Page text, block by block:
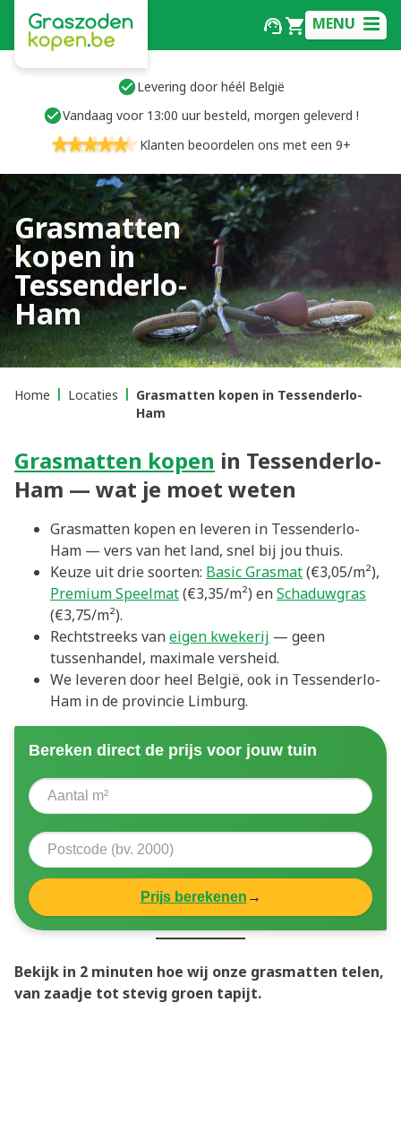
MENU
Levering door héél België
Vandaag voor 13:00 uur besteld, morgen geleverd !
Klanten beoordelen ons met een 9+
Grasmatten
kopen in
Tessenderlo-
Ham
Home Locaties
Grasmatten kopen in Tessenderlo-
Ham
Grasmatten kopen in Tessenderlo-
Ham — wat je moet weten
Grasmatten kopen en leveren in Tessenderlo-
Ham — vers van het land, snel bij jou thuis.
Keuze uit drie soorten: Basic Grasmat(€3,05/m²),
Premium Speelmat(€3,35/m²) enSchaduwgras
(€3,75/m²).
Rechtstreeks vaneigen kwekerij — geen
tussenhandel, maximale versheid.
We leveren door heel België, ook in Tessenderlo-
Ham in de provincie Limburg.
Bereken direct de prijs voor jouw tuin
Prijs berekenen →
Bekijk in 2 minuten hoe wij onze grasmatten telen,
van zaadje tot stevig groen tapijt.